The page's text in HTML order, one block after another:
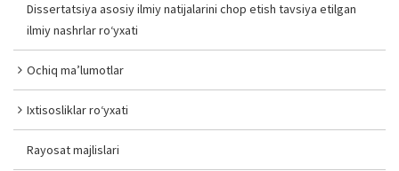
Dissertatsiya asosiy ilmiy natijalarini chop etish tavsiya etilgan
ilmiy nashrlar ro‘yxati
Ochiq ma’lumotlar
Ixtisosliklar ro‘yxati
Rayosat majlislari